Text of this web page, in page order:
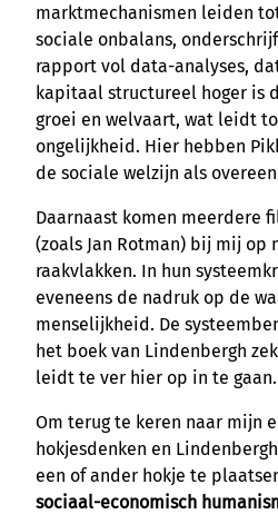
marktmechanismen leiden
sociale onbalans,
rapport vol data-analyses,
kapitaal structureel hoger is
groei en welvaart, wat leidt
ongelijkheid. Hier hebben
de sociale welzijn als
Daarnaast komen meerdere
(zoals Jan Rotman) bij mij op
raakvlakken. In hun
eveneens de nadruk op de
menselijkheid. De
het boek van Lindenbergh
leidt te ver hier op in te gaan.
Om terug te keren naar mijn
hokjesdenken en
een of ander hokje te
sociaal-economisch